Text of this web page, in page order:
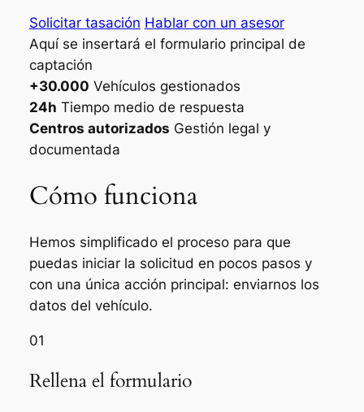
Solicitar tasación Hablar con un asesor
Aquí se insertará el formulario principal de
captación
+30.000 Vehículos gestionados
24h Tiempo medio de respuesta
Centros autorizados Gestión legal y
documentada
Cómo funciona
Hemos simplificado el proceso para que
puedas iniciar la solicitud en pocos pasos y
con una única acción principal: enviarnos los
datos del vehículo.
01
Rellena el formulario